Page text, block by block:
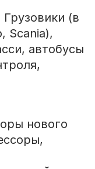
Грузовики (в
Scania),
автобусы
нового